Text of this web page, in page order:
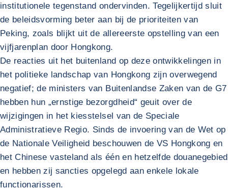
institutionele tegenstand ondervinden. Tegelijkertijd sluit
de beleidsvorming beter aan bij de prioriteiten van
Peking, zoals blijkt uit de allereerste opstelling van een
vijfjarenplan door Hongkong.
De reacties uit het buitenland op deze ontwikkelingen in
het politieke landschap van Hongkong zijn overwegend
negatief; de ministers van Buitenlandse Zaken van de G7
hebben hun „ernstige bezorgdheid“ geuit over de
wijzigingen in het kiesstelsel van de Speciale
Administratieve Regio. Sinds de invoering van de Wet op
de Nationale Veiligheid beschouwen de VS Hongkong en
het Chinese vasteland als één en hetzelfde douanegebied
en hebben zij sancties opgelegd aan enkele lokale
functionarissen.